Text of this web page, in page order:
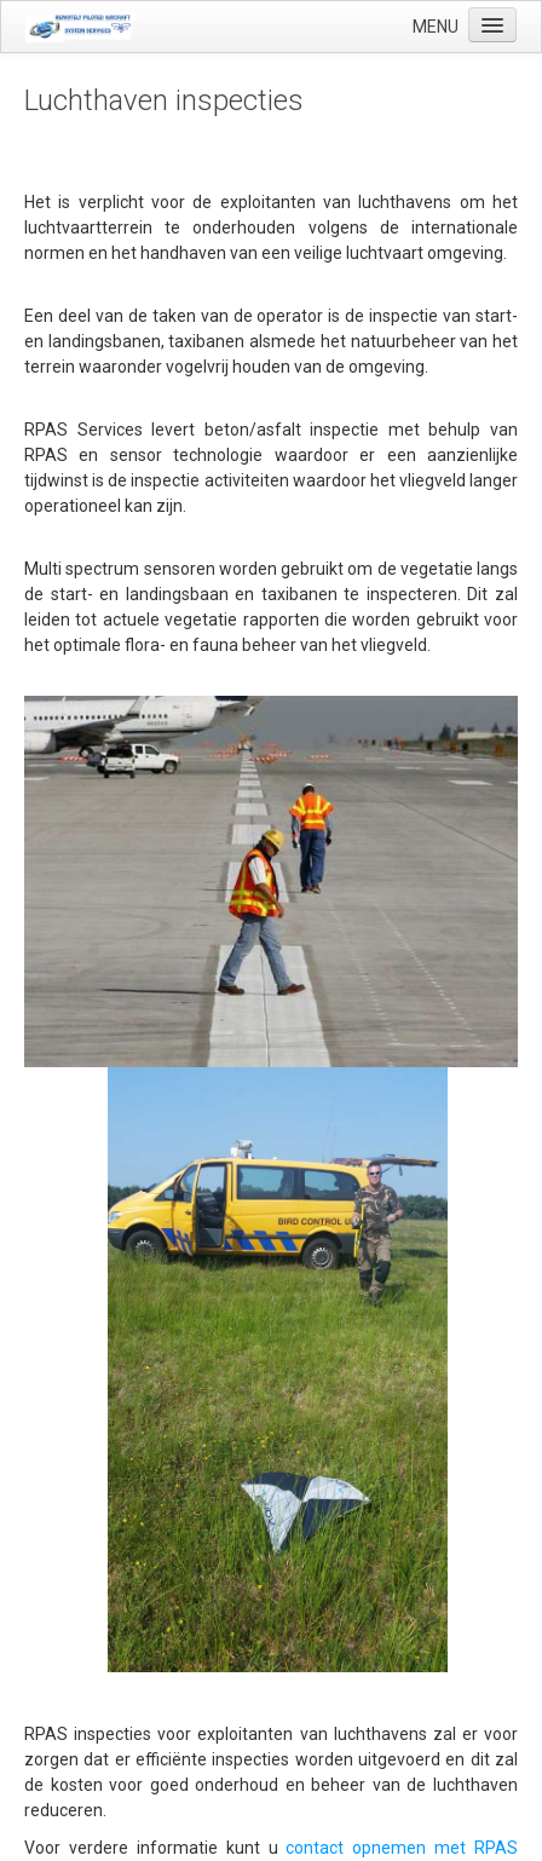
MENU
Toepassingen
Precisielandbouw
Luchthaven inspecties
Makelaardij
Tank inspectie
Industriële inspectie
Inspectie windmolens
Inspectie hoogspanningsmasten
Thermische inspectie
Luchtvaartuigen
PH-5VU DJI Mavic 2 Ent DUAL
Systemen & Diensten
Vluchtuitvoering
Dataverwerking van luchtopnames
Testen Transponder
uAvionix EU Webshop
Training
Algemene Voorwaarden
Luchthaven inspecties
Het is verplicht voor de exploitanten van luchthavens om het
luchtvaartterrein te onderhouden volgens de internationale
normen en het handhaven van een veilige luchtvaart omgeving.
Een deel van de taken van de operator is de inspectie van start-
en landingsbanen, taxibanen alsmede het natuurbeheer van het
terrein waaronder vogelvrij houden van de omgeving.
RPAS Services levert beton/asfalt inspectie met behulp van
RPAS en sensor technologie waardoor er een aanzienlijke
tijdwinst is de inspectie activiteiten waardoor het vliegveld langer
operationeel kan zijn.
Multi spectrum sensoren worden gebruikt om de vegetatie langs
de start- en landingsbaan en taxibanen te inspecteren. Dit zal
leiden tot actuele vegetatie rapporten die worden gebruikt voor
het optimale flora- en fauna beheer van het vliegveld.
RPAS inspecties voor exploitanten van luchthavens zal er voor
zorgen dat er efficiënte inspecties worden uitgevoerd en dit zal
de kosten voor goed onderhoud en beheer van de luchthaven
reduceren.
Voor verdere informatie kunt ucontact opnemen met RPAS